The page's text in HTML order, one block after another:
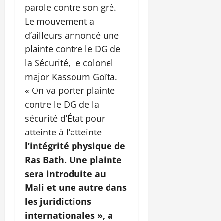
parole contre son gré.
Le mouvement a
d’ailleurs annoncé une
plainte contre le DG de
la Sécurité, le colonel
major Kassoum Goïta.
« On va porter plainte
contre le DG de la
sécurité d’État pour
atteinte à l’atteinte
l’intégrité physique de
Ras Bath. Une plainte
sera introduite au
Mali et une autre dans
les juridictions
internationales », a